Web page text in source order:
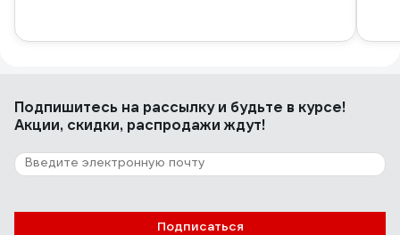
Подпишитесь на рассылкуи будьте в курсе!
Акции, скидки, распродажи ждут!
Подписаться